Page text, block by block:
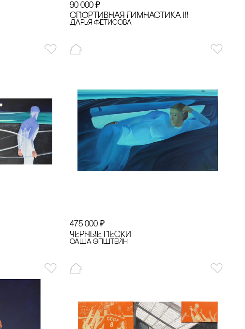
90 000 ₽
сПОРТИВНАЯ ГИМНАсТИКА III
Дарья Фетисова
475 000 ₽
ЧЁРНЫЕ ПЕсКИ
Саша Эпштейн